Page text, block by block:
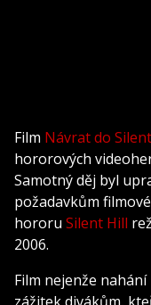
Film Návrat do
hororových
Samotný děj byl
požadavkům
hororu Silent Hill
2006.
Film nejenže